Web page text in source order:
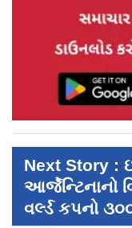
Next Story :
આર્જેન્ટિનાનો
વર્લ્ડ કપનો